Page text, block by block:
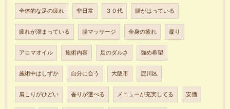
全体的な足の疲れ 非日常 ３０代 腸がはっている
疲れが溜まっている 腸マッサージ 全身の疲れ 凝り
アロマオイル 施術内容 足のダルさ 強め希望
施術中はしずか 自分に合う 大阪市 淀川区
肩こりがひどい 香りが選べる メニューが充実してる 安価